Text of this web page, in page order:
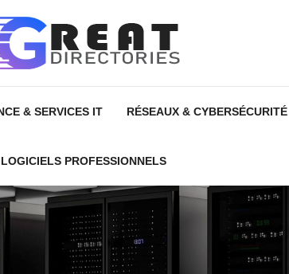
& SERVICES IT RÉSEAUX & CYBERSÉCURITÉ
LOGICIELS PROFESSIONNELS